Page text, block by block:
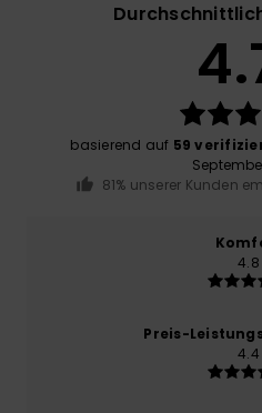
basierend auf 59
81% unserer Kunden
4.8
Preis-
4.4